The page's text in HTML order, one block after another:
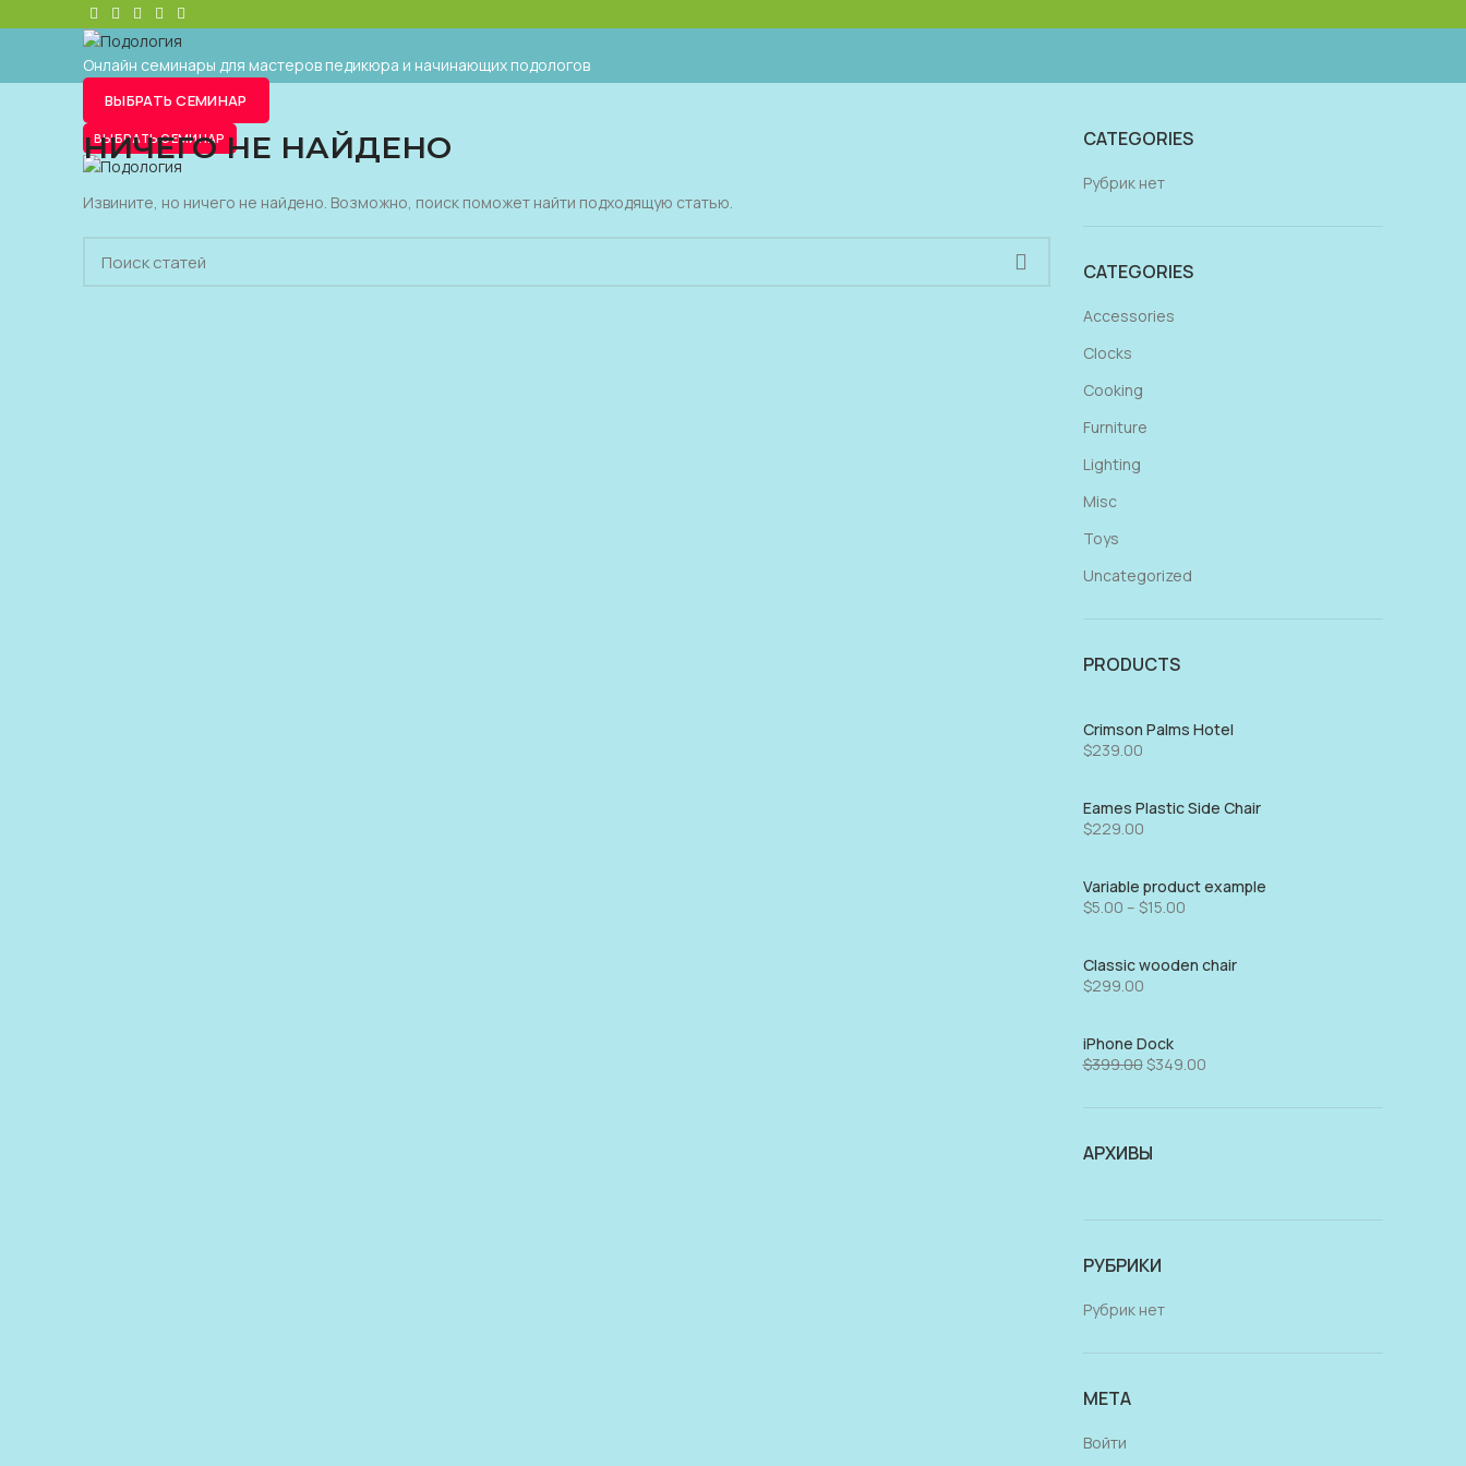
Онлайн семинары для мастеров педикюра и начинающих подологов
ВЫБРАТЬ СЕМИНАР
ВЫБРАТЬ СЕМИНАР
НИЧЕГО НЕ НАЙДЕНО
Извините, но ничего не найдено. Возможно, поиск поможет найти подходящую статью.
CATEGORIES
Рубрик нет
CATEGORIES
Accessories
Clocks
Cooking
Furniture
Lighting
Misc
Toys
Uncategorized
PRODUCTS
Crimson Palms Hotel
$239.00
Eames Plastic Side Chair
$229.00
Variable product example
$5.00 – $15.00
Classic wooden chair
$299.00
iPhone Dock
$399.00$349.00
АРХИВЫ
РУБРИКИ
Рубрик нет
МЕТА
Войти